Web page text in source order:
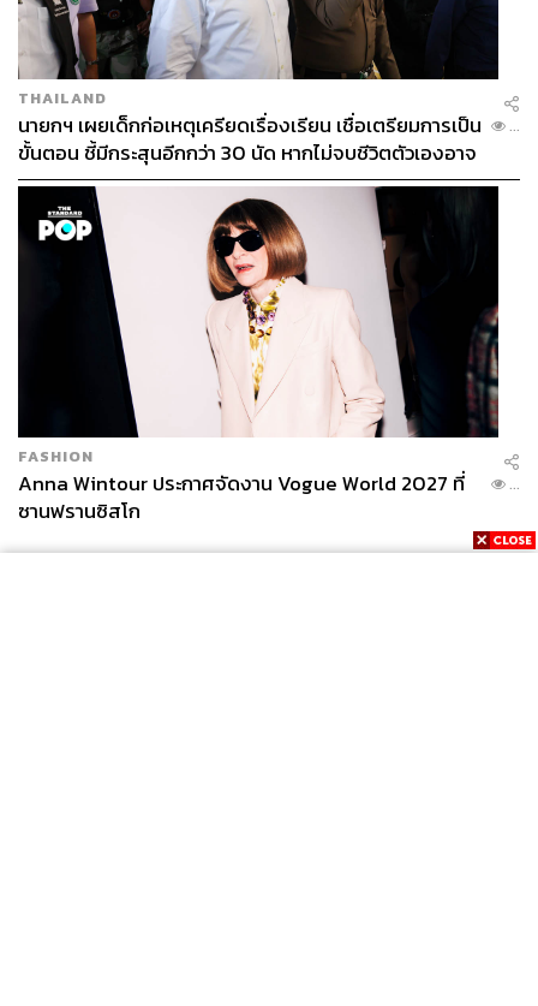
THAILAND
นายกฯ เผยเด็กก่อเหตุเครียดเรื่องเรียน เชื่อเตรียมการเป็น
ขั้นตอน ชี้มีกระสุนอีกกว่า 30 นัด หากไม่จบชีวิตตัวเองอาจ
สูญเสียเพิ่ม
...
FASHION
Anna Wintour ประกาศจัดงาน Vogue World 2027 ที่
ซานฟรานซิสโก
...